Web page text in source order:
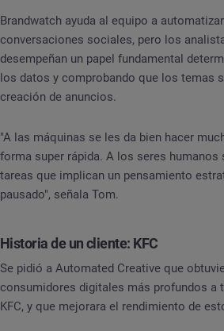
Brandwatch ayuda al equipo a
conversaciones sociales, pero los
desempeñan un papel fundamental
los datos y comprobando que los temas
creación de anuncios.
"A las máquinas se les da bien hacer
forma super rápida. A los seres humanos
tareas que implican un pensamiento
pausado", señala Tom.
Historia de un cliente: KFC
Se pidió a Automated Creative que
consumidores digitales más profundos a
KFC, y que mejorara el rendimiento de